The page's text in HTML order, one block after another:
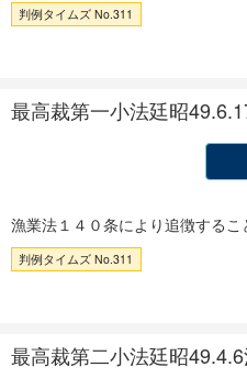
判例タイムズ No.311
最高裁第一小法廷昭
漁業法１４０条により追徴する
判例タイムズ No.311
最高裁第二小法廷昭